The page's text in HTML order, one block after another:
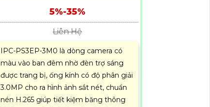
5%-35%
Liên Hệ
IPC-PS3EP-3M0 là dòng camera có
màu vào ban đêm nhờ đèn trợ sáng
được trang bị, ống kính có độ phân giải
3.0MP cho ra hình ảnh sắt nét, chuẩn
nén H.265 giúp tiết kiệm băng thông